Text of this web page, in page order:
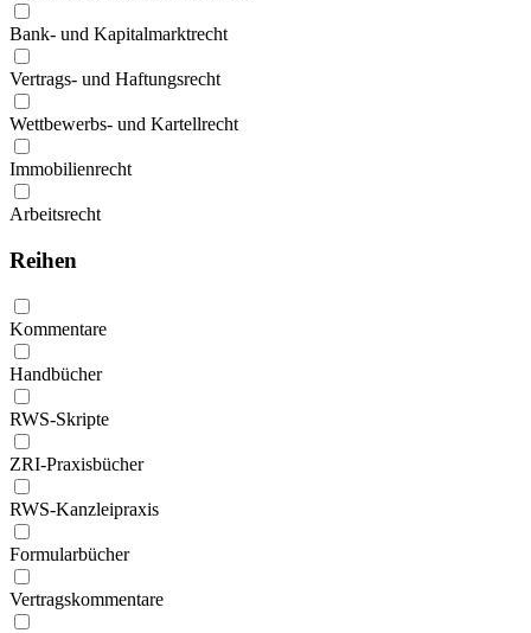
Bank- und Kapitalmarktrecht
Vertrags- und Haftungsrecht
Wettbewerbs- und Kartellrecht
Immobilienrecht
Arbeitsrecht
Reihen
Kommentare
Handbücher
RWS-Skripte
ZRI-Praxisbücher
RWS-Kanzleipraxis
Formularbücher
Vertragskommentare